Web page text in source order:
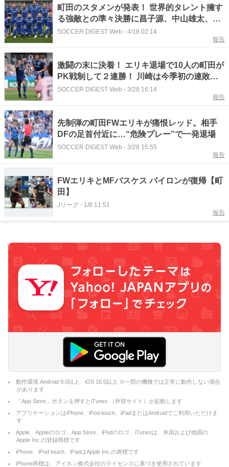
町田のスタメンが発表！ 世界的タレント擁す
る強敵との準々決勝に昌子源、中山雄太、エ
リキらが先発【ACLE】
SOCCER DIGEST Web - 4/18 02:14
報告
激闘の末に決着！ エリキ退場で10人の町田が
PK戦制して２連勝！ 川崎は今季初の連敗
に…
SOCCER DIGEST Web - 3/28 16:14
報告
先制弾の町田FWエリキが痛恨レッド。相手
DFの足首付近に…“危険プレー”で一発退場
SOCCER DIGEST Web - 3/28 15:55
報告
FWエリキとMFバスケス バイロンが復帰【町
田】
Jリーグ - 1/8 11:51
報告
動作環境 Android 9.0以上、iOS 16.0以上 ※一部の機種では正常に動作しない場合
があります
「App Store」ボタンを押すとiTunes （外部サイト）が起動します
アプリケーションはiPhone、iPod touch、iPadまたはAndroidでご利用いただけま
す
Apple、Appleのロゴ、App Store、iPodのロゴ、iTunesは、米国および他国の
Apple Inc.の登録商標です
iPhone、iPod touch、iPadはApple Inc.の商標です
iPhone商標は、アイホン株式会社のライセンスに基づき使用されています